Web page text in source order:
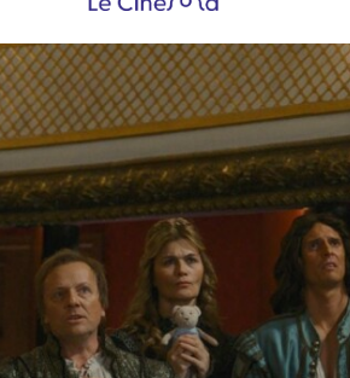
FILMS ET HORAIRES
ÉVÉNEMENTS
SCOLAIRES
PRATIQUE
RÉSERVATION
PROGRAMME